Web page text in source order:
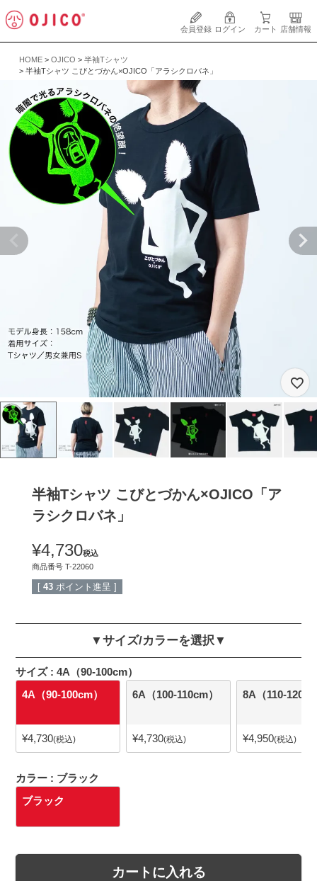
会員登録 ログイン カート 店舗情報
HOME OJICO
半袖Tシャツ
半袖Tシャツ こびとづかん×OJICO「アラシクロバネ」
半袖Tシャツ こびとづかん×OJICO「ア
ラシクロバネ」
¥4,730税込
商品番号 T-22060
[ 43 ポイント進呈 ]
▼サイズ/カラーを選択▼
サイズ
4A（90-100cm）
4A（90-100cm）
¥4,730 税込
6A（100-110cm）
¥4,730 税込
8A（110-
¥4,950 税込
カラー
ブラック
ブラック
カートに入れる